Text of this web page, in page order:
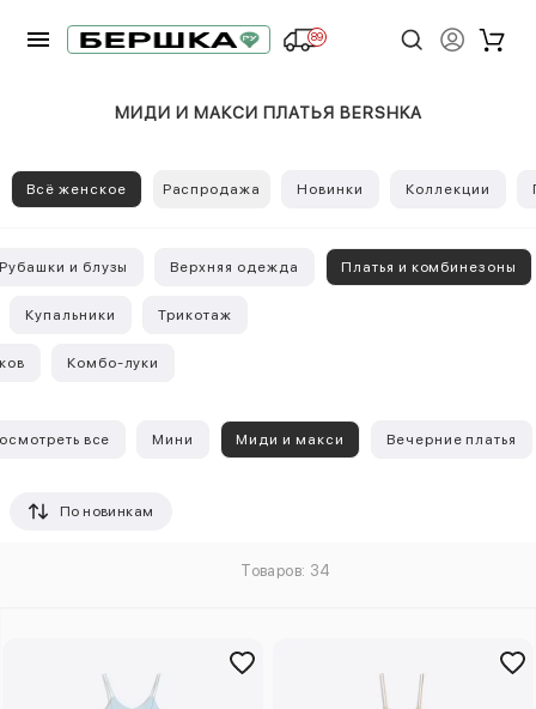
89
МИДИ И МАКСИ ПЛАТЬЯ BERSHKA
Всё женское Распродажа Новинки Коллекции
Рубашки и блузы Верхняя одежда Платья и комбинезоны
Купальники Трикотаж
Комбо-луки
все Мини Миди и макси Вечерние платья
По новинкам
Товаров: 34